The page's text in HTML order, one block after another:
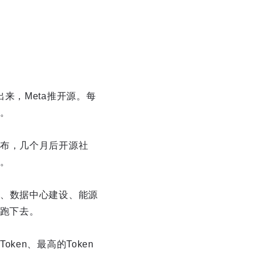
来，Meta推开源。每
，几个月后开源社
数据中心建设、能源
下去。
、最高的Token